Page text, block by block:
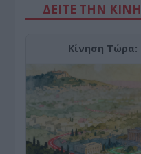
ΔΕΙΤΕ ΤΗΝ
Κίνηση Τώρα: